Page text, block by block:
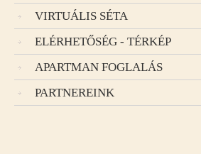
VIRTUÁLIS SÉTA
ELÉRHETŐSÉG - TÉRKÉP
APARTMAN FOGLALÁS
PARTNEREINK